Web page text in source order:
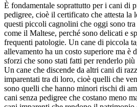
È fondamentale soprattutto per i cani di
pedigree, cioè il certificato che attesta la
questi piccoli cagnolini che oggi sono
come il Maltese, perché sono delicati e
frequenti patologie. Un cane di piccola
allevamento ha un costo superiore ma è
sforzi che sono stati fatti per renderlo
Un cane che discende da altri cani di
imparentati tra di loro, cioè quelli che
sono quelli che hanno minori rischi di
cani senza pedigree che costano meno